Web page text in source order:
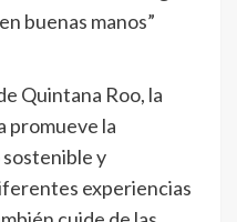
buenas manos”
Quintana Roo, la
promueve la
y
experiencias